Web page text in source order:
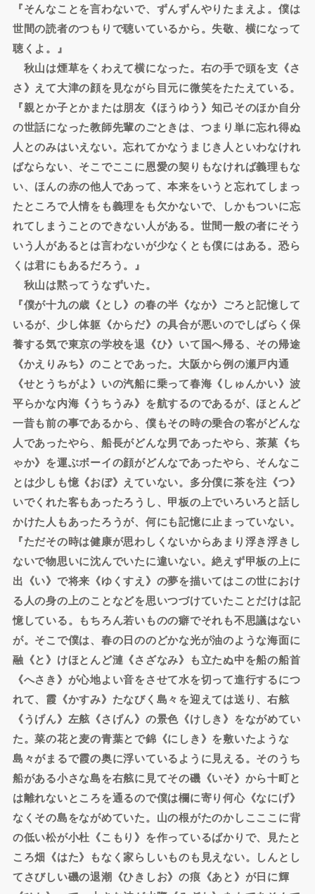
『そんなことを言わないで、ずんずんやりたまえよ。僕は
世間の読者のつもりで聴いているから。失敬、横になって
聴くよ。』
秋山は煙草をくわえて横になった。右の手で頭を支《さ
さ》えて大津の顔を見ながら目元に微笑をたたえている。
『親とか子とかまたは朋友《ほうゆう》知己そのほか自分
の世話になった教師先輩のごときは、つまり単に忘れ得ぬ
人とのみはいえない。忘れてかなうまじき人といわなけれ
ばならない、そこでここに恩愛の契りもなければ義理もな
い、ほんの赤の他人であって、本来をいうと忘れてしまっ
たところで人情をも義理をも欠かないで、しかもついに忘
れてしまうことのできない人がある。世間一般の者にそう
いう人があるとは言わないが少なくとも僕にはある。恐ら
くは君にもあるだろう。』
秋山は黙ってうなずいた。
『僕が十九の歳《とし》の春の半《なか》ごろと記憶して
いるが、少し体躯《からだ》の具合が悪いのでしばらく保
養する気で東京の学校を退《ひ》いて国へ帰る、その帰途
《かえりみち》のことであった。大阪から例の瀬戸内通
《せとうちがよ》いの汽船に乗って春海《しゅんかい》波
平らかな内海《うちうみ》を航するのであるが、ほとんど
一昔も前の事であるから、僕もその時の乗合の客がどんな
人であったやら、船長がどんな男であったやら、茶菓《ち
ゃか》を運ぶボーイの顔がどんなであったやら、そんなこ
とは少しも憶《おぼ》えていない。多分僕に茶を注《つ》
いでくれた客もあったろうし、甲板の上でいろいろと話し
かけた人もあったろうが、何にも記憶に止まっていない。
『ただその時は健康が思わしくないからあまり浮き浮きし
ないで物思いに沈んでいたに違いない。絶えず甲板の上に
出《い》で将来《ゆくすえ》の夢を描いてはこの世におけ
る人の身の上のことなどを思いつづけていたことだけは記
憶している。もちろん若いものの癖でそれも不思議はない
が。そこで僕は、春の日ののどかな光が油のような海面に
融《と》けほとんど漣《さざなみ》も立たぬ中を船の船首
《へさき》が心地よい音をさせて水を切って進行するにつ
れて、霞《かすみ》たなびく島々を迎えては送り、右舷
《うげん》左舷《さげん》の景色《けしき》をながめてい
た。菜の花と麦の青葉とで錦《にしき》を敷いたような
島々がまるで霞の奥に浮いているように見える。そのうち
船がある小さな島を右舷に見てその磯《いそ》から十町と
は離れないところを通るので僕は欄に寄り何心《なにげ》
なくその島をながめていた。山の根がたのかしこここに背
の低い松が小杜《こもり》を作っているばかりで、見たと
ころ畑《はた》もなく家らしいものも見えない。しんとし
てさびしい磯の退潮《ひきしお》の痕《あと》が日に輝